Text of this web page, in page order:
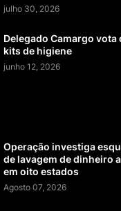
julho 30, 2026
Delegado Camargo vota
kits de higiene
junho 12, 2026
Operação investiga
de lavagem de dinheiro
em oito estados
Agosto 07, 2026